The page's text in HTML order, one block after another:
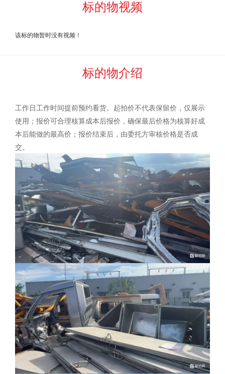
司有权扣除保证金，并追究违约责任。
四、报名参加竞买的资格条件:
成交”字样并生成成交通知书，视同“拍卖师落槌或者以其他公
开表示买定的方式确认”，此时竞价拍卖成交，佣金数额确定后
应当立即支付，支付标准如下：
竞价成交后，买受人履约完毕，本次成交价为含票自提价
的，买受人应按照委托方向其开具发票的票面价税合计总金额
3.5%的标准，向河北中废通拍卖有限公司支付服务佣金；
本次成交价为不含票价（部分特殊物品不能开具发票）的，或
者因故未能开具发票的，买受人应按照标的物实际成交金额为
基数，依照前述比例的标准向河北中废通拍卖有限公司支付服
务佣金。
2 、按照单位数量计收佣金
竞价成交后，竞品数量固定不变的，买受人应按照竞价成
交数量乘以人民币
元/单位（大写:）的标准，向河北
中废通拍卖有限公司支付服务佣金；竞品成交数量发生变化
的，买受人按照实际成交数量计算前述服务佣金。
3、按照批次计收佣金
竞价成交后，买受人应按照实际成交批次乘以人民币
元/批（大写:）的标准，向河北中废通拍卖有限公司支付服务
标的物视频
该标的物暂时没有视频！
标的物介绍
工作日工作时间提前预约看货。起拍价不代表保留价，仅展示
使用；报价可合理核算成本后报价，确保最后价格为核算好成
本后能做的最高价；报价结束后，由委托方审核价格是否成
交。